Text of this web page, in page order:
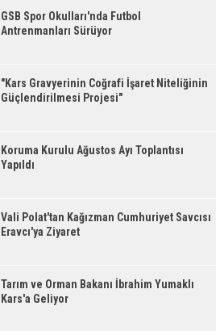
GSB Spor Okulları'nda Futbol
Antrenmanları Sürüyor
"Kars Gravyerinin Coğrafi İşaret Niteliğinin
Güçlendirilmesi Projesi"
Koruma Kurulu Ağustos Ayı Toplantısı
Yapıldı
Vali Polat'tan Kağızman Cumhuriyet Savcısı
Eravcı'ya Ziyaret
Tarım ve Orman Bakanı İbrahim Yumaklı
Kars'a Geliyor